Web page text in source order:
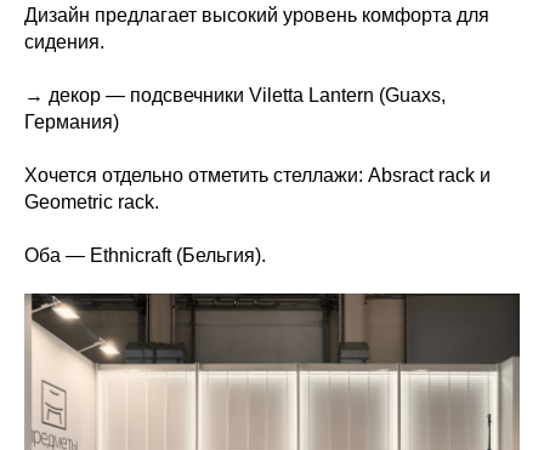
Дизайн предлагает высокий уровень комфорта для
сидения.
→ декор — подсвечники Viletta Lantern (Guaxs,
Германия)
Хочется отдельно отметить стеллажи: Absract rack и
Geometric rack.
Оба — Ethnicraft (Бельгия).